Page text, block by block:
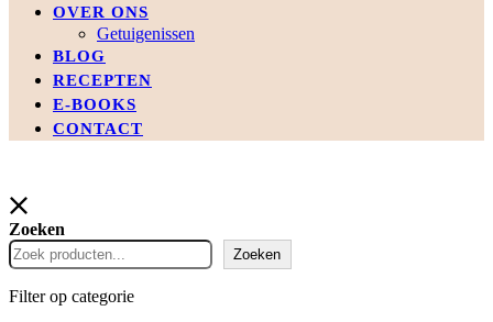
OVER ONS
Getuigenissen
BLOG
RECEPTEN
E-BOOKS
CONTACT
Zoeken
Zoeken
Filter op categorie